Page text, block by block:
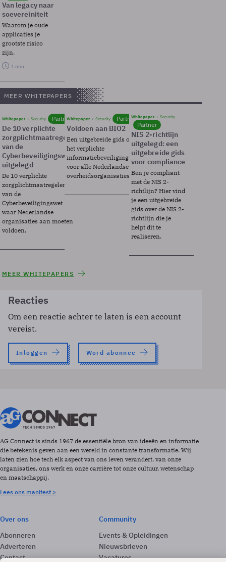
Van legacy naar
soevereiniteit
Waarom je oude
applicaties je
grootste risico
zijn.
1 min
MEER WHITEPAPERS
Whitepaper Security Partner
De 10 verplichte
zorgplichtmaatregelen
van de
Cyberbeveiligingswet
uitgelegd
De 10 verplichte
zorgplichtmaatregelen
van de
Cyberbeveiligingswet
waar Nederlandse
organisaties aan moeten
voldoen.
Whitepaper Security Partner
Voldoen aan BIO2
Een uitgebreide gids over BIO2,
het verplichte
informatiebeveiligingsframework
voor alle Nederlandse
overheidsorganisaties.
Whitepaper Security
Partner
NIS 2-richtlijn
uitgelegd: een
uitgebreide gids
voor compliance
Ben je compliant
met de NIS 2-
richtlijn? Hier vind
je een uitgebreide
gids over de NIS 2-
richtlijn die je
helpt dit te
realiseren.
MEER WHITEPAPERS
Reacties
Om een reactie achter te laten is een account
vereist.
Inloggen Word abonnee
AG Connect is sinds 1967 de essentiële bron van ideeën en informatie
die betekenis geven aan een wereld in constante transformatie. Wij
laten zien hoe tech elk aspect van ons leven verandert, van onze
organisaties, ons werk en onze carrière tot onze cultuur, wetenschap
en maatschappij.
Lees ons manifest >
Over ons
Abonneren
Adverteren
Contact
Community
Events & Opleidingen
Nieuwsbrieven
Vacatures